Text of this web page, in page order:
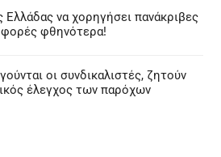
Ελλάδας να χορηγήσει πανάκριβες
φορές φθηνότερα!
οι συνδικαλιστές, ζητούν
έλεγχος των παρόχων